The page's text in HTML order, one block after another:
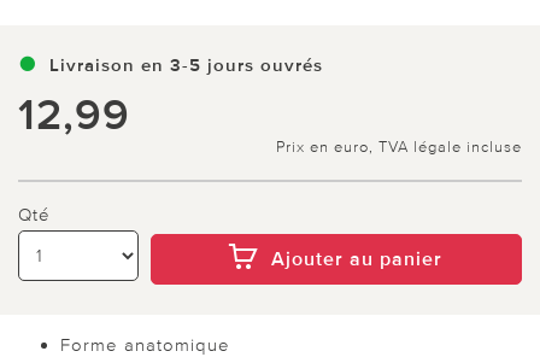
Livraison en 3-5 jours ouvrés
12,99
Prix en euro, TVA légale incluse
Qté
Ajouter au panier
Forme anatomique